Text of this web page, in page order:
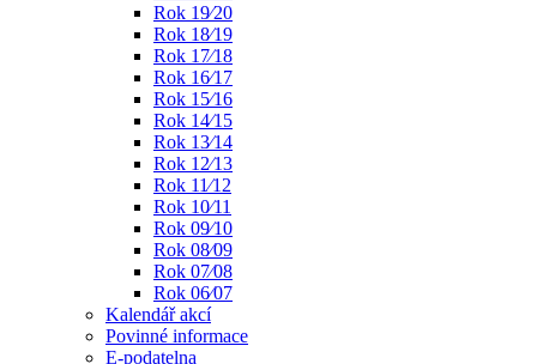
Rok 19⁄20
Rok 18⁄19
Rok 17⁄18
Rok 16⁄17
Rok 15⁄16
Rok 14⁄15
Rok 13⁄14
Rok 12⁄13
Rok 11⁄12
Rok 10⁄11
Rok 09⁄10
Rok 08⁄09
Rok 07⁄08
Rok 06⁄07
Kalendář akcí
Povinné informace
E-podatelna